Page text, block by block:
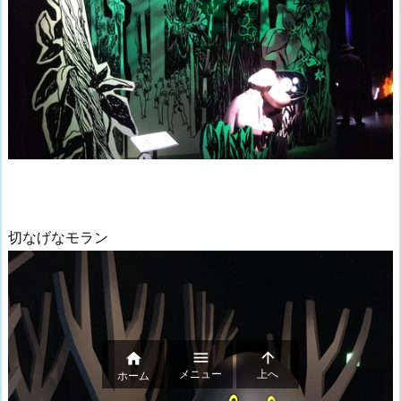
切なげなモラン

ホーム

メニュー

上へ